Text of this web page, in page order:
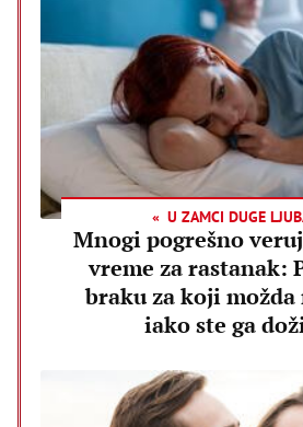
U ZAMCI DUGE
Mnogi pogrešno
vreme za rastanak:
braku za koji
iako ste ga